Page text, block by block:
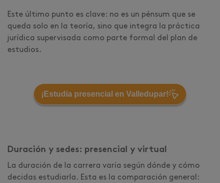
Este último punto es clave: no es un pénsum que se
queda solo en la teoría, sino que integra la práctica
jurídica supervisada como parte formal del plan de
estudios.
¡Estudia presencial en Valledupar!
Duración y sedes: presencial y virtual
La duración de la carrera varía según dónde y cómo
decidas estudiarla. Esta es la comparación general: